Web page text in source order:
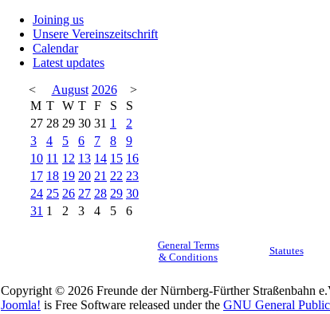
Joining us
Unsere Vereinszeitschrift
Calendar
Latest updates
<
August 2026
>
M T W T F S
S
27 28 29 30 31 1
2
3
4 5 6 7 8
9
10 11 12 13 14 15 16
17 18 19 20 21 22 23
24 25 26 27 28 29 30
31 1 2 3 4 5 6
General Terms
& Conditions
Statutes
Copyright © 2026 Freunde der Nürnberg-Fürther Straßenbahn
Joomla! is Free Software released under the GNU General